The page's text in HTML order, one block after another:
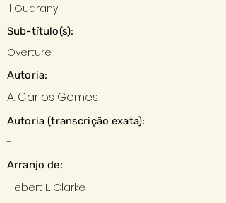
Il Guarany
Sub-título(s):
Overture
Autoria:
A. Carlos Gomes
Autoria (transcrição exata):
-
Arranjo de:
Hebert L. Clarke